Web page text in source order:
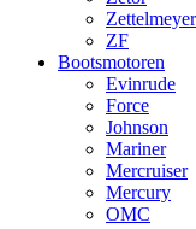
Zettelmeyer
ZF
Bootsmotoren
Evinrude
Force
Johnson
Mariner
Mercruiser
Mercury
OMC